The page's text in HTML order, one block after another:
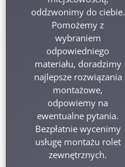
oddzwonimy do ciebie.
Pomożemy z
wybraniem
odpowiedniego
materiału, doradzimy
najlepsze rozwiązania
montażowe,
odpowiemy na
ewentualne pytania.
Bezpłatnie wycenimy
usługę montażu rolet
zewnętrznych.